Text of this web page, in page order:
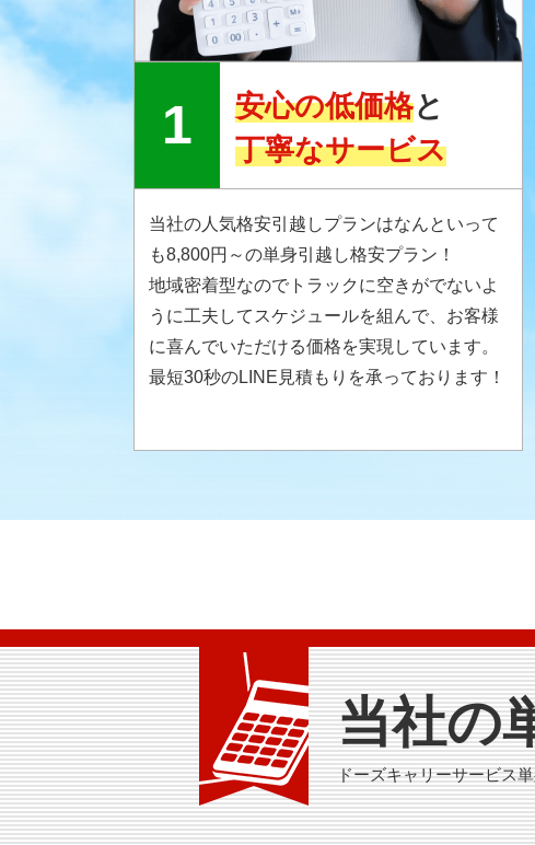
安心の低価格と
丁寧なサービス
当社の人気格安引越しプランはなんといって
も8,800円～の単身引越し格安プラン！
地域密着型なのでトラックに空きがでないよ
うに工夫してスケジュールを組んで、お客様
に喜んでいただける価格を実現しています。
最短30秒のLINE見積もりを承っております！
当社の
ドーズキャリーサービス